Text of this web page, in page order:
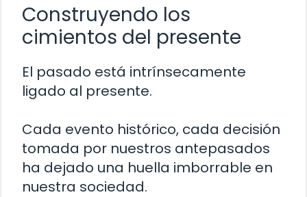
Construyendo los
cimientos del presente
El pasado está intrínsecamente
ligado al presente.
Cada evento histórico, cada decisión
tomada por nuestros antepasados
ha dejado una huella imborrable en
nuestra sociedad.